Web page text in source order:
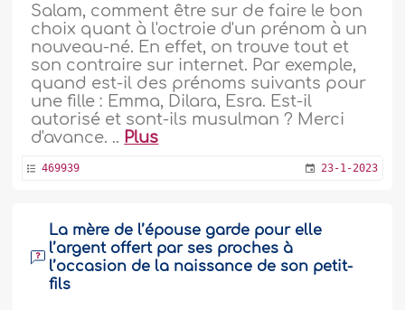
Salam, comment être sur de faire le bon
choix quant à l'octroie d'un prénom à un
nouveau-né. En effet, on trouve tout et
son contraire sur internet. Par exemple,
quand est-il des prénoms suivants pour
une fille : Emma, Dilara, Esra. Est-il
autorisé et sont-ils musulman ? Merci
d'avance. .. Plus
469939 23-1-2023
La mère de l’épouse garde pour elle
l’argent offert par ses proches à
l’occasion de la naissance de son petit-
fils